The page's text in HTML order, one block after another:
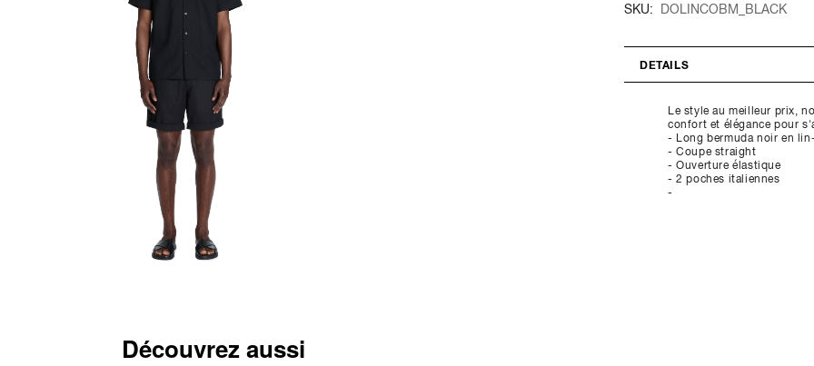
SKU DOLINCOBM_BLACK
DETAILS
Le style au meilleur prix,
confort et élégance pour
- Long bermuda noir en
- Coupe straight
- Ouverture élastique
- 2 poches italiennes
-
Découvrez aussi